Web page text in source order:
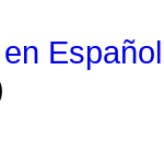
Español